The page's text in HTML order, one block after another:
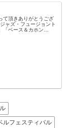
て頂きありがとうござ
ャズ・フュージョント
「ベース＆カホン
ルフェスティバル